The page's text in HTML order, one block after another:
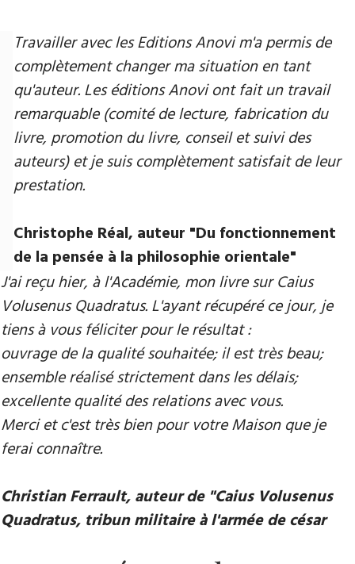
Travailler avec les Editions Anovi m'a permis de
complètement changer ma situation en tant
qu'auteur. Les éditions Anovi ont fait un travail
remarquable (comité de lecture, fabrication du
livre, promotion du livre, conseil et suivi des
auteurs) et je suis complètement satisfait de leur
prestation.
Christophe Réal, auteur ​"Du fonctionnement
de la pensée à la philosophie orientale"
J'ai reçu hier, à l'Académie, mon livre sur Caius
Volusenus Quadratus. L'ayant récupéré ce jour, je
tiens à vous féliciter pour le résultat :
ouvrage de la qualité souhaitée; il est très beau;
ensemble réalisé strictement dans les délais;
excellente qualité des relations avec vous.
Merci et c'est très bien pour votre Maison que je
ferai connaître.
Christian Ferrault, auteur de "Caius Volusenus
Quadratus, tribun militaire à l'armée de césar